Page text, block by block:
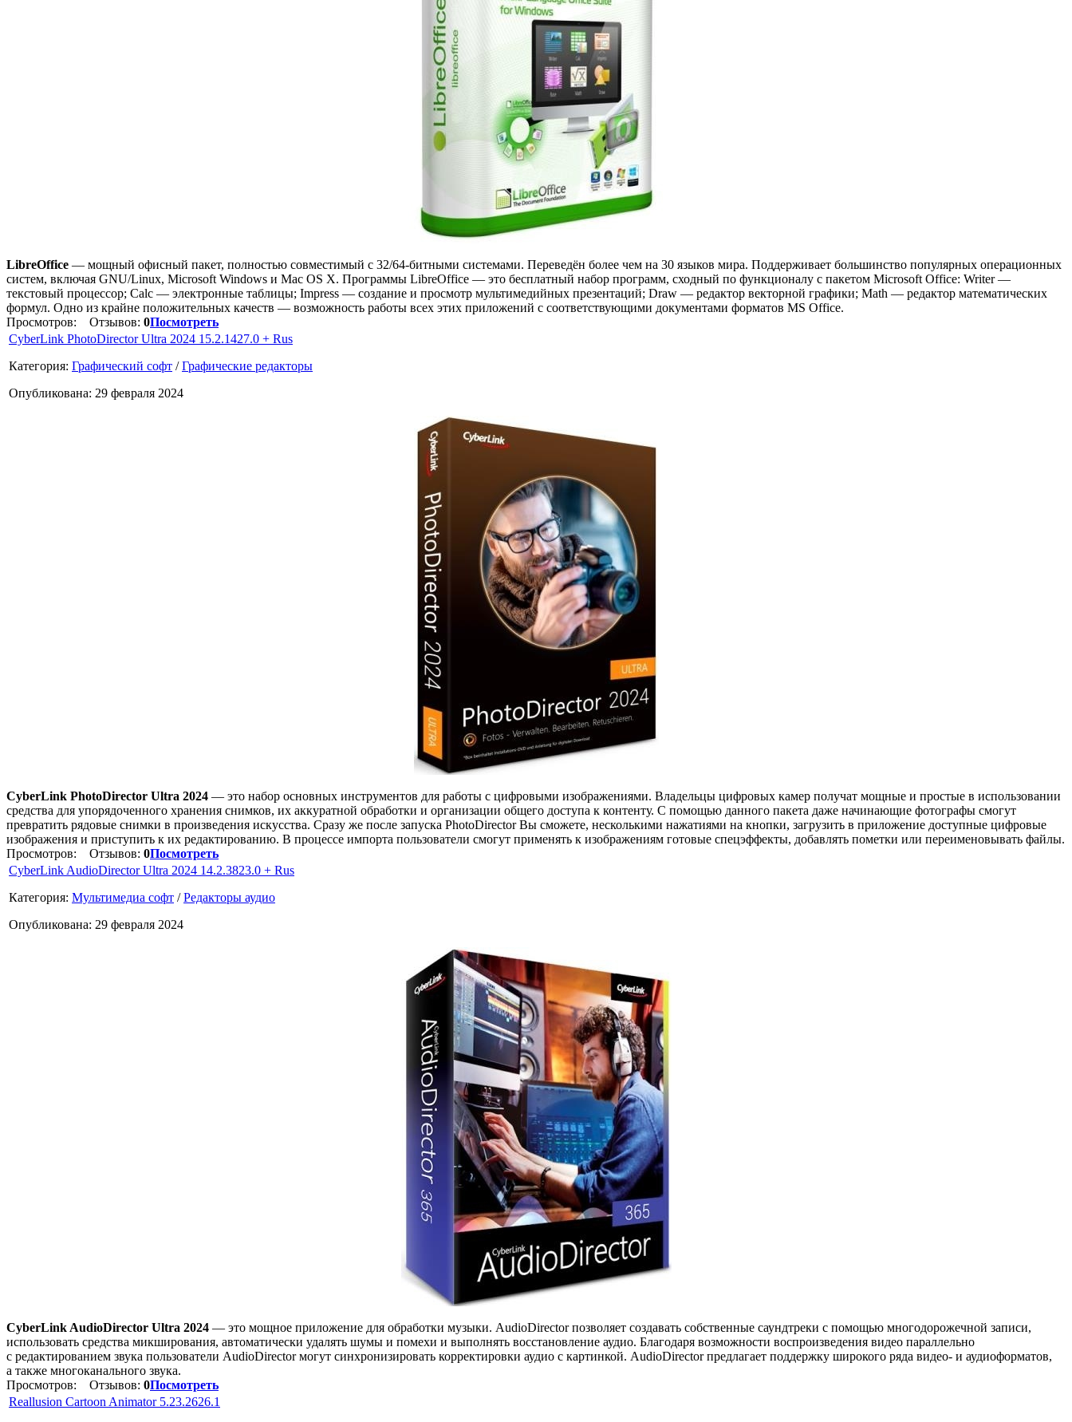
LibreOffice — мощный офисный пакет, полностью совместимый с 32/64-битными системами. Переведён более чем на 30 языков мира. Поддерживает большинство популярных операционных
систем, включая GNU/Linux, Microsoft Windows и Mac OS X. Программы LibreOffice — это бесплатный набор программ, сходный по функционалу с пакетом Microsoft Office: Writer —
текстовый процессор; Calc — электронные таблицы; Impress — создание и просмотр мультимедийных презентаций; Draw — редактор векторной графики; Math — редактор математических
формул. Одно из крайне положительных качеств — возможность работы всех этих приложений с соответствующими документами форматов MS Office.
Просмотров:
Отзывов: 0Посмотреть
CyberLink PhotoDirector Ultra 2024 15.2.1427.0 + Rus
Категория: Графический софт /Графические редакторы
Опубликована: 29 февраля 2024
CyberLink PhotoDirector Ultra 2024 — это набор основных инструментов для работы с цифровыми изображениями. Владельцы цифровых камер получат мощные и простые в использовании
средства для упорядоченного хранения снимков, их аккуратной обработки и организации общего доступа к контенту. С помощью данного пакета даже начинающие фотографы смогут
превратить рядовые снимки в произведения искусства. Сразу же после запуска PhotoDirector Вы сможете, несколькими нажатиями на кнопки, загрузить в приложение доступные цифровые
изображения и приступить к их редактированию. В процессе импорта пользователи смогут применять к изображениям готовые спецэффекты, добавлять пометки или переименовывать файлы.
Просмотров:
Отзывов: 0Посмотреть
CyberLink AudioDirector Ultra 2024 14.2.3823.0 + Rus
Категория: Мультимедиа софт /Редакторы аудио
Опубликована: 29 февраля 2024
CyberLink AudioDirector Ultra 2024 — это мощное приложение для обработки музыки. AudioDirector позволяет создавать собственные саундтреки с помощью многодорожечной записи,
использовать средства микширования, автоматически удалять шумы и помехи и выполнять восстановление аудио. Благодаря возможности воспроизведения видео параллельно
с редактированием звука пользователи AudioDirector могут синхронизировать корректировки аудио с картинкой. AudioDirector предлагает поддержку широкого ряда видео- и аудиоформатов,
а также многоканального звука.
Просмотров:
Отзывов: 0Посмотреть
Reallusion Cartoon Animator 5.23.2626.1